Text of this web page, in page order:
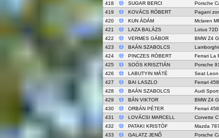
418
SUGAR BERCI
Porsche
419
KOVÁCS RÓBERT
Pagani
420
KUN ÁDÁM
Mclaren
421
LAZA BALÁZS
Lotus 72D
422
VERMES GÁBOR
BMW Z4
423
BAÁN SZABOLCS
424
PINCZES RÓBERT
Ferrari La
425
SOÓS KRISZTIÁN
Porsche
426
LABUTYIN MÁTÉ
Seat
427
BAI LASZLO
Ferrari
428
BAÁN SZABOLCS
Audi
429
BÁN VIKTOR
BMW Z4
430
ORBÁN PÉTER
Ferrari
431
LOVÁCSI MARCELL
Corvette
432
PATAKI KRISTÓF
Mazda
433
GALATZ JENŐ
Porsche